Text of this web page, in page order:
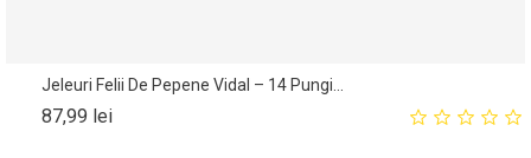
Jeleuri Felii De Pepene Vidal – 14 Pungi...
87,99 leiPret